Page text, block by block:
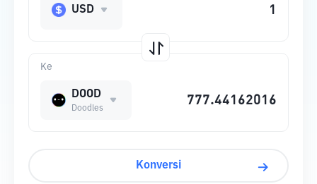
Ke
DOOD
Doodles
USD
Konversi